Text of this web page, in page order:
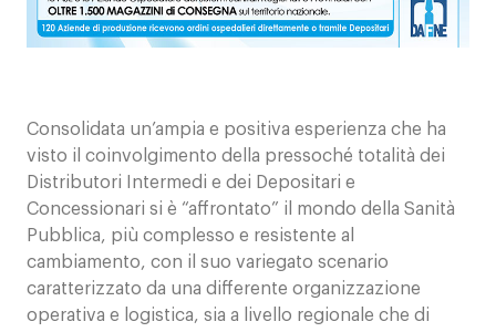
Consolidata un’ampia e positiva esperienza che ha
visto il coinvolgimento della pressoché totalità dei
Distributori Intermedi e dei Depositari e
Concessionari si è “affrontato” il mondo della Sanità
Pubblica, più complesso e resistente al
cambiamento, con il suo variegato scenario
caratterizzato da una differente organizzazione
operativa e logistica, sia a livello regionale che di